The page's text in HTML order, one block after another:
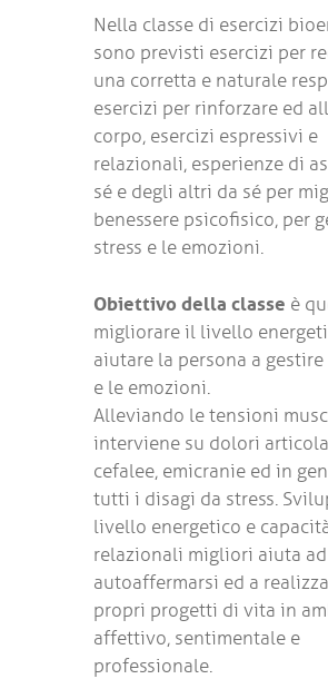
Nella classe di esercizi
sono previsti esercizi per
una corretta e naturale
esercizi per rinforzare ed
corpo, esercizi espressivi e
relazionali, esperienze di
sé e degli altri da sé per
benessere psicofisico, per
stress e le emozioni.
Obiettivo della classe è
migliorare il livello
aiutare la persona a gestire
e le emozioni.
Alleviando le tensioni
interviene su dolori
cefalee, emicranie ed in
tutti i disagi da stress.
livello energetico e
relazionali migliori aiuta ad
autoaffermarsi ed a
propri progetti di vita in
affettivo, sentimentale e
professionale.